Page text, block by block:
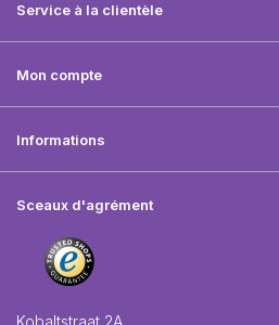
Service à la clientèle
Mon compte
Informations
Sceaux d'agrément